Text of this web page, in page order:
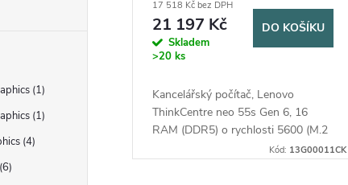
1
1
4
6
k
17 518 Kč bez DPH
21 197 Kč
Skladem
>20 ks
DO KOŠÍKU
Kancelářský počítač, Lenovo
ThinkCentre neo 55s Gen 6, 16
RAM (DDR5) o rychlosti 5600 (M.2
2280), Integrovaná, TPM 2.0,
Kód: 13G00011CK